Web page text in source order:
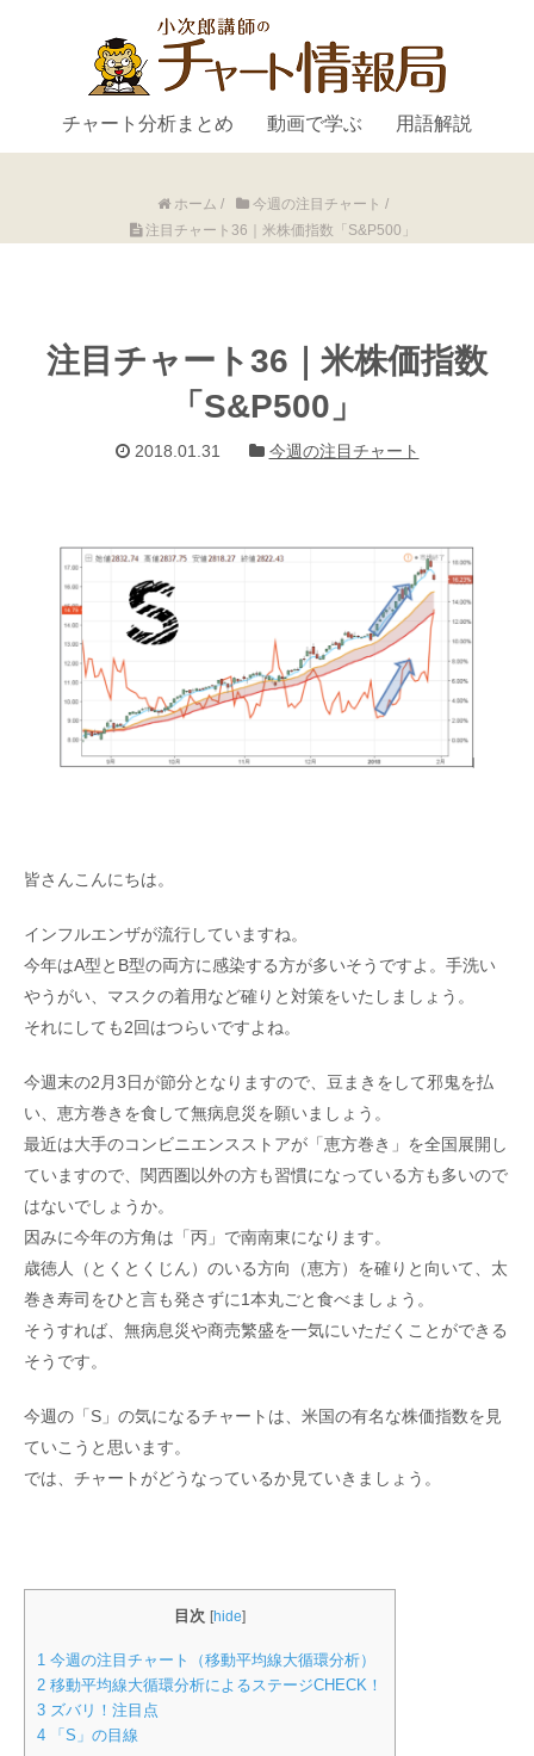
チャート分析まとめ 動画で学ぶ 用語解説
ホーム / 今週の注目チャート /
注目チャート36｜米株価指数「S&P500」
注目チャート36｜米株価指数
「S&P500」
2018.01.31 今週の注目チャート
皆さんこんにちは。
インフルエンザが流行していますね。
今年はA型とB型の両方に感染する方が多いそうですよ。手洗い
やうがい、マスクの着用など確りと対策をいたしましょう。
それにしても2回はつらいですよね。
今週末の2月3日が節分となりますので、豆まきをして邪鬼を払
い、恵方巻きを食して無病息災を願いましょう。
最近は大手のコンビニエンスストアが「恵方巻き」を全国展開し
ていますので、関西圏以外の方も習慣になっている方も多いので
はないでしょうか。
因みに今年の方角は「丙」で南南東になります。
歳徳人（とくとくじん）のいる方向（恵方）を確りと向いて、太
巻き寿司をひと言も発さずに1本丸ごと食べましょう。
そうすれば、無病息災や商売繁盛を一気にいただくことができる
そうです。
今週の「S」の気になるチャートは、米国の有名な株価指数を見
ていこうと思います。
では、チャートがどうなっているか見ていきましょう。
目次 [hide]
1 今週の注目チャート（移動平均線大循環分析）
2 移動平均線大循環分析によるステージCHECK！
3 ズバリ！注目点
4 「S」の目線